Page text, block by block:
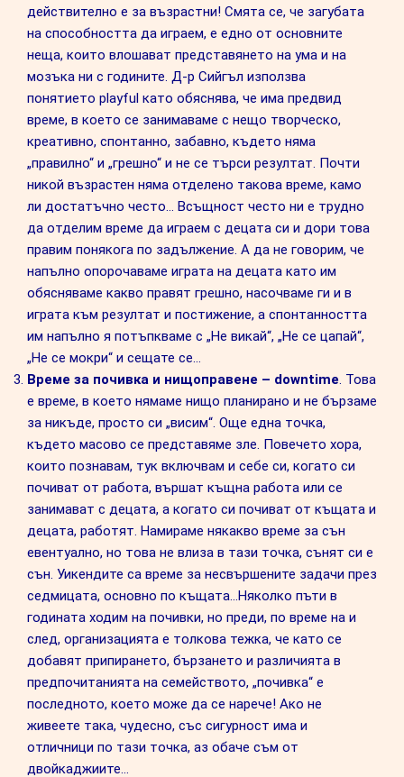
действително е за възрастни! Смята се, че загубата
на способността да играем, е едно от основните
неща, които влошават представянето на ума и на
мозъка ни с годините. Д-р Сийгъл използва
понятието playful като обяснява, че има предвид
време, в което се занимаваме с нещо творческо,
креативно, спонтанно, забавно, където няма
„правилно“ и „грешно“ и не се търси резултат. Почти
никой възрастен няма отделено такова време, камо
ли достатъчно често… Всъщност често ни е трудно
да отделим време да играем с децата си и дори това
правим понякога по задължение. А да не говорим, че
напълно опорочаваме играта на децата като им
обясняваме какво правят грешно, насочваме ги и в
играта към резултат и постижение, а спонтанността
им напълно я потъпкваме с „Не викай“, „Не се цапай“,
„Не се мокри“ и сещате се…
Време за почивка и нищоправене – downtime. Това
е време, в което нямаме нищо планирано и не бързаме
за никъде, просто си „висим“. Още една точка,
където масово се представяме зле. Повечето хора,
които познавам, тук включвам и себе си, когато си
почиват от работа, вършат къщна работа или се
занимават с децата, а когато си почиват от къщата и
децата, работят. Намираме някакво време за сън
евентуално, но това не влиза в тази точка, сънят си е
сън. Уикендите са време за несвършените задачи през
седмицата, основно по къщата…Няколко пъти в
годината ходим на почивки, но преди, по време на и
след, организацията е толкова тежка, че като се
добавят припирането, бързането и различията в
предпочитанията на семейството, „почивка“ е
последното, което може да се нарече! Ако не
живеете така, чудесно, със сигурност има и
отличници по тази точка, аз обаче съм от
двойкаджиите…